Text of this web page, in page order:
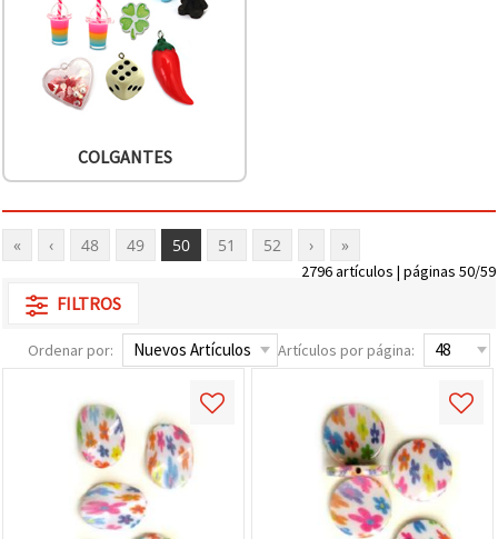
COLGANTES
« ‹ 48 49 50 51 52 › »
2796 artículos | páginas 50/59
FILTROS
Ordenar por: Artículos por página: